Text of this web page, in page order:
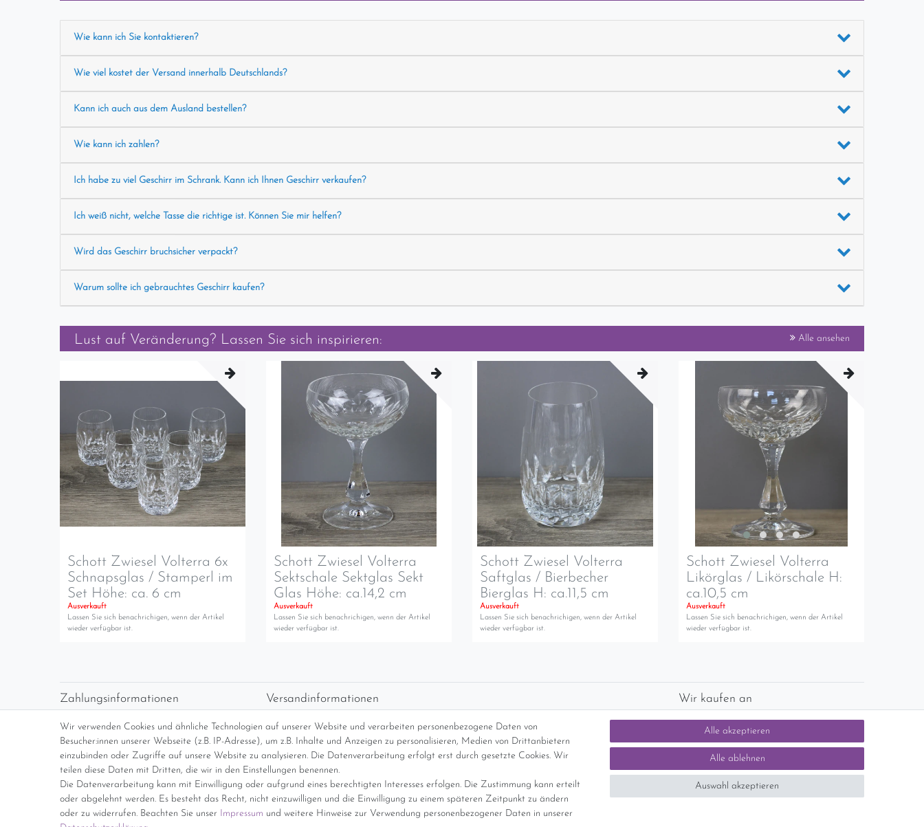
Wie kann ich Sie kontaktieren?
Wie viel kostet der Versand innerhalb Deutschlands?
Kann ich auch aus dem Ausland bestellen?
Wie kann ich zahlen?
Ich habe zu viel Geschirr im Schrank. Kann ich Ihnen Geschirr verkaufen?
Ich weiß nicht, welche Tasse die richtige ist. Können Sie mir helfen?
Wird das Geschirr bruchsicher verpackt?
Warum sollte ich gebrauchtes Geschirr kaufen?
Lust auf Veränderung? Lassen Sie sich inspirieren: Alle ansehen
Schott Zwiesel Volterra 6x
Schnapsglas / Stamperl im
Set Höhe: ca. 6 cm
Ausverkauft
Lassen Sie sich benachrichigen, wenn der Artikel
wieder verfügbar ist.
Schott Zwiesel Volterra
Sektschale Sektglas Sekt
Glas Höhe: ca.14,2 cm
Ausverkauft
Lassen Sie sich benachrichigen, wenn der Artikel
wieder verfügbar ist.
Schott Zwiesel Volterra
Saftglas / Bierbecher
Bierglas H: ca.11,5 cm
Ausverkauft
Lassen Sie sich benachrichigen, wenn der Artikel
wieder verfügbar ist.
Schott Zwiesel Volterra
Likörglas / Likörschale H:
ca.10,5 cm
Ausverkauft
Lassen Sie sich benachrichigen, wenn der Artikel
wieder verfügbar ist.
Wir verwenden Cookies und ähnliche Technologien auf unserer Website und verarbeiten personenbezogene Daten von
Besucher:innen unserer Webseite (z.B. IP-Adresse), um z.B. Inhalte und Anzeigen zu personalisieren, Medien von Drittanbietern
einzubinden oder Zugriffe auf unsere Website zu analysieren. Die Datenverarbeitung erfolgt erst durch gesetzte Cookies. Wir
teilen diese Daten mit Dritten, die wir in den Einstellungen benennen.
Die Datenverarbeitung kann mit Einwilligung oder aufgrund eines berechtigten Interesses erfolgen. Die Zustimmung kann erteilt
oder abgelehnt werden. Es besteht das Recht, nicht einzuwilligen und die Einwilligung zu einem späteren Zeitpunkt zu ändern
oder zu widerrufen. Beachten Sie unser Impressum und weitere Hinweise zur Verwendung personenbezogener Daten in unserer
Alle akzeptieren
Alle ablehnen
Auswahl akzeptieren
Zahlungsinformationen
Paypal
Abholung
Versandinformationen
Versand per GLS (6,90 Euro) oder DHL (8,49 Euro ) inkl. MwSt. (innerhalb Deutschlands)
kostenfreie Lieferung ab 150 Euro Warenwert (innerhalb Deutschlands)
Übersicht Internationale Versandkosten
Wir kaufen an
Sie haben zuviel Porzellan im Schrank? Gerne
kaufen wir dieses an. Einfach unverbindliches
Angebot anfordern.
*Endpreis inkl. MwSt. (Dieser Artikel unterliegt gem. § 25a UStG der Differenzbesteuerung, ein Ausweis der Mehrwertsteuer auf der Rechnung erfolgt nicht.)